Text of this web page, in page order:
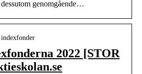
genomgående…
indexfonder
2022 [STOR